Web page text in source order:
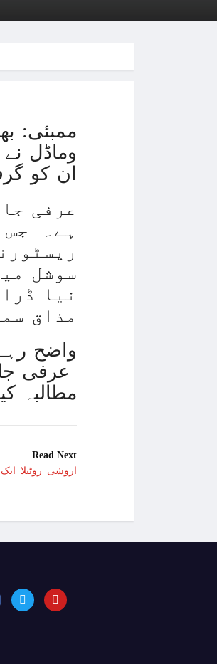
ممبئی:
وماڈل
ان کو
عرفی
ہے۔ جس
سوشل
نیا
مذاق
واضح
عرفی
مطالبہ
Read Next
اروشی روٹیلا